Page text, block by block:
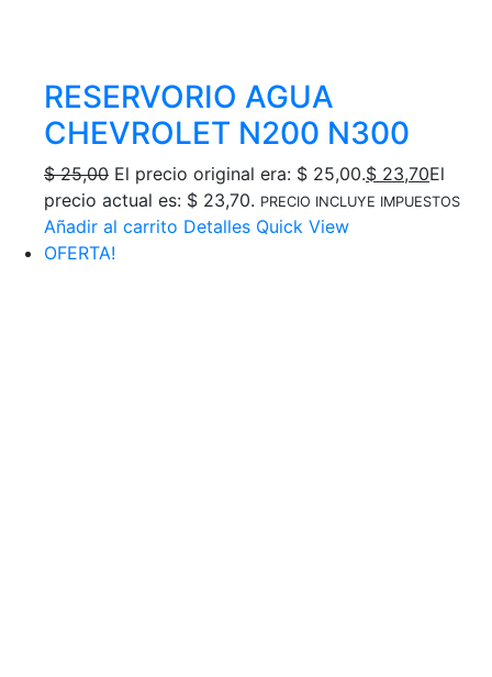
RESERVORIO AGUA
CHEVROLET N200 N300
$25,00 El precio original era: $ 25,00.$ 23,70El
precio actual es: $ 23,70. PRECIO INCLUYE IMPUESTOS
Añadir al carrito Detalles Quick View
OFERTA!